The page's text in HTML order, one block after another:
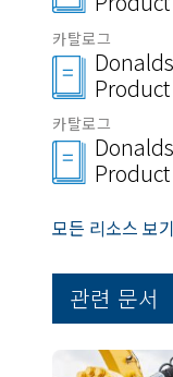
카탈로그
카탈로그
모든 리소스 보기
관련 문서